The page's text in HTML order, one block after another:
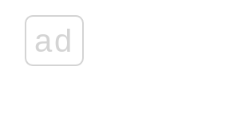
ad